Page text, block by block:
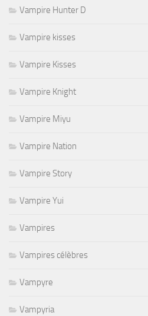
Vampire Hunter D
Vampire kisses
Vampire Kisses
Vampire Knight
Vampire Miyu
Vampire Nation
Vampire Story
Vampire Yui
Vampires
Vampires célèbres
Vampyre
Vampyria